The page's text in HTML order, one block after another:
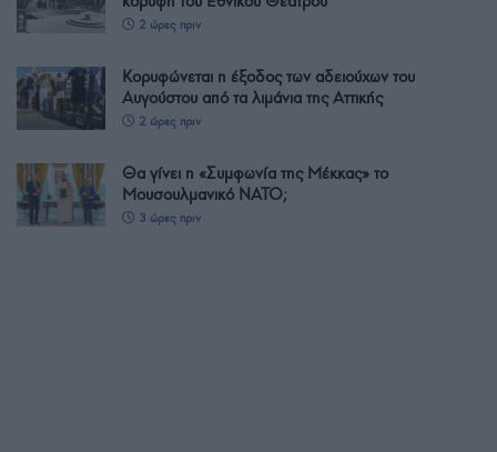
2 ώρες πριν
Κορυφώνεται η έξοδος των αδειούχων του
Αυγούστου από τα λιμάνια της Αττικής
2 ώρες πριν
Θα γίνει η «Συμφωνία της Μέκκας» το
Μουσουλμανικό ΝΑΤΟ;
3 ώρες πριν